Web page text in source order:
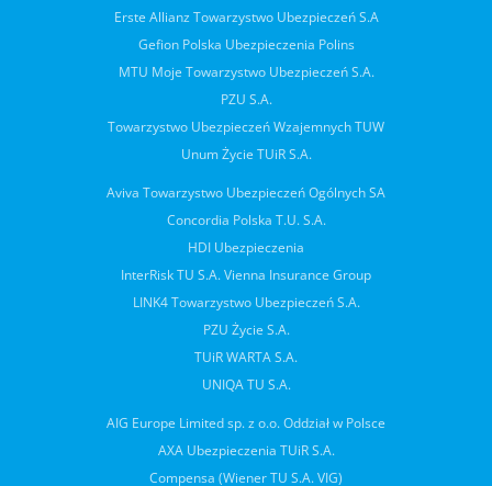
Erste Allianz Towarzystwo Ubezpieczeń S.A
Gefion Polska Ubezpieczenia Polins
MTU Moje Towarzystwo Ubezpieczeń S.A.
PZU S.A.
Towarzystwo Ubezpieczeń Wzajemnych TUW
Unum Życie TUiR S.A.
Aviva Towarzystwo Ubezpieczeń Ogólnych SA
Concordia Polska T.U. S.A.
HDI Ubezpieczenia
InterRisk TU S.A. Vienna Insurance Group
LINK4 Towarzystwo Ubezpieczeń S.A.
PZU Życie S.A.
TUiR WARTA S.A.
UNIQA TU S.A.
AIG Europe Limited sp. z o.o. Oddział w Polsce
AXA Ubezpieczenia TUiR S.A.
Compensa (Wiener TU S.A. VIG)